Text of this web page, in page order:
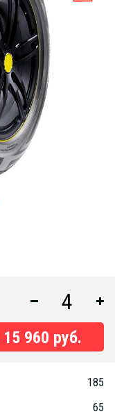
15 960 руб.
185
65